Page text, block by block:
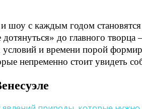
шоу с каждым годом
дотянуться» до главного
условий и времени порой
непременно стоит увидеть